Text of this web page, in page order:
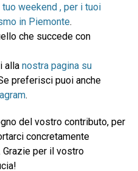
weekend , per i tuoi
in Piemonte.
che succede con
alla nostra pagina su
preferisci puoi anche
.
del vostro contributo, per
concretamente
Grazie per il vostro